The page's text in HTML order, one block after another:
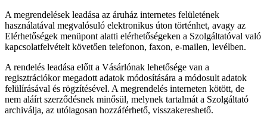
A megrendelések leadása az áruház internetes felületének
használatával megvalósuló elektronikus úton történhet, avagy az
Elérhetőségek menüpont alatti elérhetőségeken a Szolgáltatóval való
kapcsolatfelvételt követően telefonon, faxon, e-mailen, levélben.
A rendelés leadása előtt a Vásárlónak lehetősége van a
regisztrációkor megadott adatok módosítására a módosult adatok
felülírásával és rögzítésével. A megrendelés interneten kötött, de
nem aláírt szerződésnek minősül, melynek tartalmát a Szolgáltató
archiválja, az utólagosan hozzáférhető, visszakereshető.